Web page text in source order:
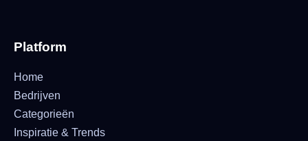
Platform
Home
Bedrijven
Categorieën
Inspiratie & Trends